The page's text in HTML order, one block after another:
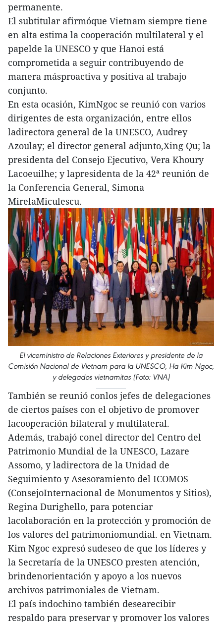
permanente.
El subtitular afirmóque Vietnam siempre tiene
en alta estima la cooperación multilateral y el
papelde la UNESCO y que Hanoi está
comprometida a seguir contribuyendo de
manera másproactiva y positiva al trabajo
conjunto.
En esta ocasión, KimNgoc se reunió con varios
dirigentes de esta organización, entre ellos
ladirectora general de la UNESCO, Audrey
Azoulay; el director general adjunto,Xing Qu; la
presidenta del Consejo Ejecutivo, Vera Khoury
Lacoeuilhe; y lapresidenta de la 42ª reunión de
la Conferencia General, Simona
MirelaMiculescu.
El viceministro de Relaciones Exteriores y presidente de la
Comisión Nacional de Vietnam para la UNESCO, Ha Kim Ngoc,
y delegados vietnamitas (Foto: VNA)
También se reunió conlos jefes de delegaciones
de ciertos países con el objetivo de promover
lacooperación bilateral y multilateral.
Además, trabajó conel director del Centro del
Patrimonio Mundial de la UNESCO, Lazare
Assomo, y ladirectora de la Unidad de
Seguimiento y Asesoramiento del ICOMOS
(ConsejoInternacional de Monumentos y Sitios),
Regina Durighello, para potenciar
lacolaboración en la protección y promoción de
los valores del patrimoniomundial. en Vietnam.
Kim Ngoc expresó sudeseo de que los líderes y
la Secretaría de la UNESCO presten atención,
brindenorientación y apoyo a los nuevos
archivos patrimoniales de Vietnam.
El país indochino también desearecibir
respaldo para preservar y promover los valores